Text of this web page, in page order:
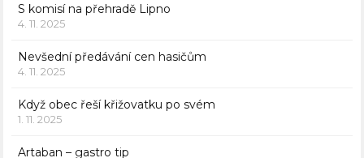
S komisí na přehradě Lipno
4. 11. 2025
Nevšední předávání cen hasičům
4. 11. 2025
Když obec řeší křižovatku po svém
1. 11. 2025
Artaban – gastro tip